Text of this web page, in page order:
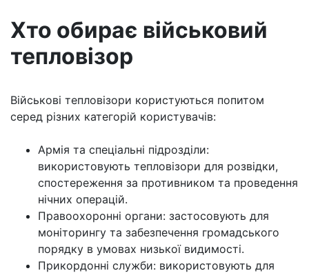
Хто обирає військовий
тепловізор
Військові тепловізори користуються попитом
серед різних категорій користувачів:
Армія та спеціальні підрозділи:
використовують тепловізори для розвідки,
спостереження за противником та проведення
нічних операцій.
Правоохоронні органи: застосовують для
моніторингу та забезпечення громадського
порядку в умовах низької видимості.
Прикордонні служби: використовують для